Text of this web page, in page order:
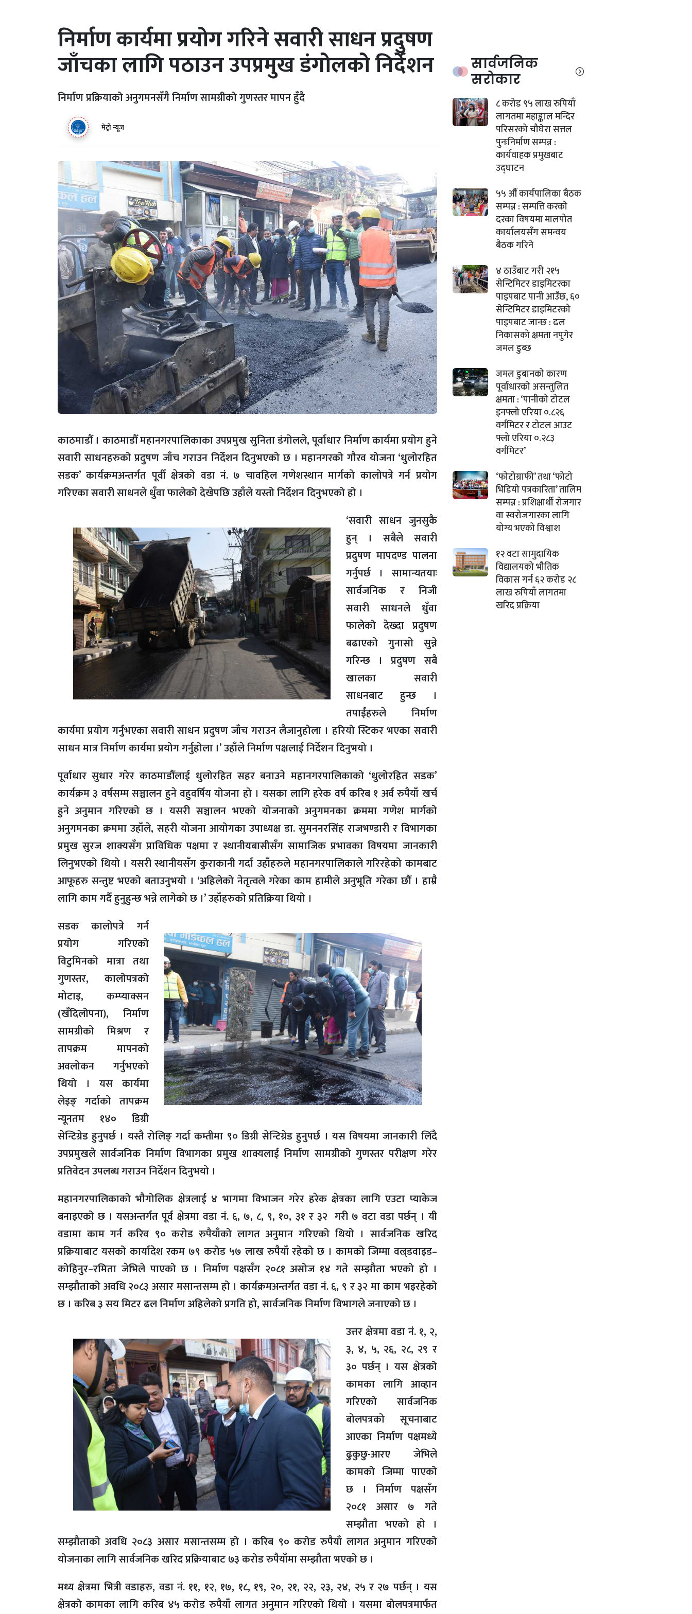
निर्माण कार्यमा प्रयोग गरिने सवारी साधन प्रदुषण
जाँचका लागि पठाउन उपप्रमुख डंगोलको निर्देशन
निर्माण प्रक्रियाको अनुगमनसँगै निर्माण सामग्रीको गुणस्तर मापन हुँदै
मेट्रो न्यूज
काठमाडौँ । काठमाडौँ महानगरपालिकाका उपप्रमुख सुनिता डंगोलले, पूर्वाधार निर्माण कार्यमा प्रयोग हुने
सवारी साधनहरुको प्रदुषण जाँच गराउन निर्देशन दिनुभएको छ । महानगरको गौरव योजना ‘धुलोरहित
सडक’ कार्यक्रमअन्तर्गत पूर्वी क्षेत्रको वडा नं. ७ चावहिल गणेशस्थान मार्गको कालोपत्रे गर्न प्रयोग
गरिएका सवारी साधनले धुँवा फालेको देखेपछि उहाँले यस्तो निर्देशन दिनुभएको हो ।
‘सवारी साधन जुनसुकै
हुन् । सबैले सवारी
प्रदुषण मापदण्ड पालना
गर्नुपर्छ । सामान्यतयाः
सार्वजनिक र निजी
सवारी साधनले धुँवा
फालेको देख्दा प्रदुषण
बढाएको गुनासो सुन्ने
गरिन्छ । प्रदुषण सबै
खालका सवारी
साधनबाट हुन्छ ।
तपाईँहरुले निर्माण
कार्यमा प्रयोग गर्नुभएका सवारी साधन प्रदुषण जाँच गराउन लैजानुहोला । हरियो स्टिकर भएका सवारी
साधन मात्र निर्माण कार्यमा प्रयोग गर्नुहोला ।’ उहाँले निर्माण पक्षलाई निर्देशन दिनुभयो ।
पूर्वाधार सुधार गरेर काठमाडौँलाई धुलोरहित सहर बनाउने महानगरपालिकाको ‘धुलोरहित सडक’
कार्यक्रम ३ वर्षसम्म सञ्चालन हुने वहुवर्षिय योजना हो । यसका लागि हरेक वर्ष करिब १ अर्व रुपैयाँ खर्च
हुने अनुमान गरिएको छ । यसरी सञ्चालन भएको योजनाको अनुगमनका क्रममा गणेश मार्गको
अनुगमनका क्रममा उहाँले, सहरी योजना आयोगका उपाध्यक्ष डा. सुमननरसिंह राजभण्डारी र विभागका
प्रमुख सुरज शाक्यसँग प्राविधिक पक्षमा र स्थानीयबासीसँग सामाजिक प्रभावका विषयमा जानकारी
लिनुभएको थियो । यसरी स्थानीयसँग कुराकानी गर्दा उहाँहरुले महानगरपालिकाले गरिरहेको कामबाट
आफूहरु सन्तुष्ट भएको बताउनुभयो । ‘अहिलेको नेतृत्वले गरेका काम हामीले अनुभूति गरेका छौँ । हाम्रै
लागि काम गर्दै हुनुहुन्छ भन्ने लागेको छ ।’ उहाँहरुको प्रतिक्रिया थियो ।
सडक कालोपत्रे गर्न
प्रयोग गरिएको
विटुमिनको मात्रा तथा
गुणस्तर, कालोपत्रको
मोटाइ, कम्प्याक्सन
(खँदिलोपना), निर्माण
सामग्रीको मिश्रण र
तापक्रम मापनको
अवलोकन गर्नुभएको
थियो । यस कार्यमा
लेइङ् गर्दाको तापक्रम
न्यूनतम १४० डिग्री
सेन्टिग्रेड हुनुपर्छ । यस्तै रोलिङ् गर्दा कम्तीमा ९० डिग्री सेन्टिग्रेड हुनुपर्छ । यस विषयमा जानकारी लिँदै
उपप्रमुखले सार्वजनिक निर्माण विभागका प्रमुख शाक्यलाई निर्माण सामग्रीको गुणस्तर परीक्षण गरेर
प्रतिवेदन उपलब्ध गराउन निर्देशन दिनुभयो ।
महानगरपालिकाको भौगोलिक क्षेत्रलाई ४ भागमा विभाजन गरेर हरेक क्षेत्रका लागि एउटा प्याकेज
बनाइएको छ । यसअन्तर्गत पूर्व क्षेत्रमा वडा नं. ६, ७, ८, ९, १०, ३१ र ३२ गरी ७ वटा वडा पर्छन् । यी
वडामा काम गर्न करिव ९० करोड रुपैयाँको लागत अनुमान गरिएको थियो । सार्वजनिक खरिद
प्रक्रियाबाट यसको कार्यादेश रकम ७९ करोड ५७ लाख रुपैयाँ रहेको छ । कामको जिम्मा वल्र्डवाइड–
कोहिनुर–रमिता जेभिले पाएको छ । निर्माण पक्षसँग २०८१ असोज १४ गते सम्झौता भएको हो ।
सम्झौताको अवधि २०८३ असार मसान्तसम्म हो । कार्यक्रमअन्तर्गत वडा नं. ६, ९ र ३२ मा काम भइरहेको
छ । करिब ३ सय मिटर ढल निर्माण अहिलेको प्रगति हो, सार्वजनिक निर्माण विभागले जनाएको छ ।
उत्तर क्षेत्रमा वडा नं. १, २,
३, ४, ५, २६, २८, २९ र
३० पर्छन् । यस क्षेत्रको
कामका लागि आव्हान
गरिएको सार्वजनिक
बोलपत्रको सूचनाबाट
आएका निर्माण पक्षमध्ये
ढुकुछु-आरए जेभिले
कामको जिम्मा पाएको
छ । निर्माण पक्षसँग
२०८१ असार ७ गते
सम्झौता भएको हो ।
सम्झौताको अवधि २०८३ असार मसान्तसम्म हो । करिब ९० करोड रुपैयाँ लागत अनुमान गरिएको
योजनाका लागि सार्वजनिक खरिद प्रक्रियाबाट ७३ करोड रुपैयाँमा सम्झौता भएको छ ।
मध्य क्षेत्रमा भित्री वडाहरु, वडा नं. ११, १२, १७, १८, १९, २०, २१, २२, २३, २४, २५ र २७ पर्छन् । यस
क्षेत्रको कामका लागि करिब ४५ करोड रुपैयाँ लागत अनुमान गरिएको थियो । यसमा बोलपत्रमार्फत
सार्वजनिक
सरोकार
८ करोड ९५ लाख रुपियाँ
लागतमा महाङ्काल मन्दिर
परिसरको चौघेरा सत्तल
पुनःनिर्माण सम्पन्न :
कार्यवाहक प्रमुखबाट
उद्घाटन
५५ औँ कार्यपालिका बैठक
सम्पन्न : सम्पत्ति करको
दरका विषयमा मालपोत
कार्यालयसँग समन्वय
बैठक गरिने
४ ठाउँबाट गरी २१५
सेन्टिमिटर डाइमिटरका
पाइपबाट पानी आउँछ, ६०
सेन्टिमिटर डाइमिटरको
पाइपबाट जान्छ : ढल
निकासको क्षमता नपुगेर
जमल डुब्छ
जमल डुबानको कारण
पूर्वाधारको असन्तुलित
क्षमता : ‘पानीको टोटल
इनफ्लो एरिया ०.८२६
वर्गमिटर र टोटल आउट
फ्लो एरिया ०.२८३
वर्गमिटर’
‘फोटोग्राफी’ तथा ‘फोटो
भिडियो पत्रकारिता’ तालिम
सम्पन्न : प्रशिक्षार्थी रोजगार
वा स्वरोजगारका लागि
योग्य भएको विश्वाश
१२ वटा सामुदायिक
विद्यालयको भौतिक
विकास गर्न ६२ करोड २८
लाख रुपियाँ लागतमा
खरिद प्रक्रिया